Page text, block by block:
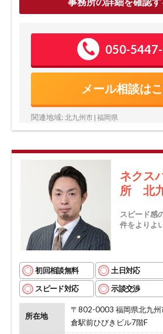
050-
メール相談は
関連地域: 北九州市 | 福岡県
ネクス
所 北
スピード感
件をよりよ
初回相談無料 土日対応
スピード対応 示談交渉
所在地
〒802-0003 福岡県北九
倉駅前ひびきビル7階F